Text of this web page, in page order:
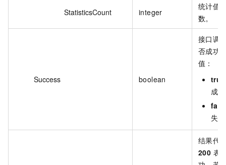
StatisticsCount integer
统计值
数。
Success boolean
接口调
否成功
值：
true
成功
失败
结果代
200 表